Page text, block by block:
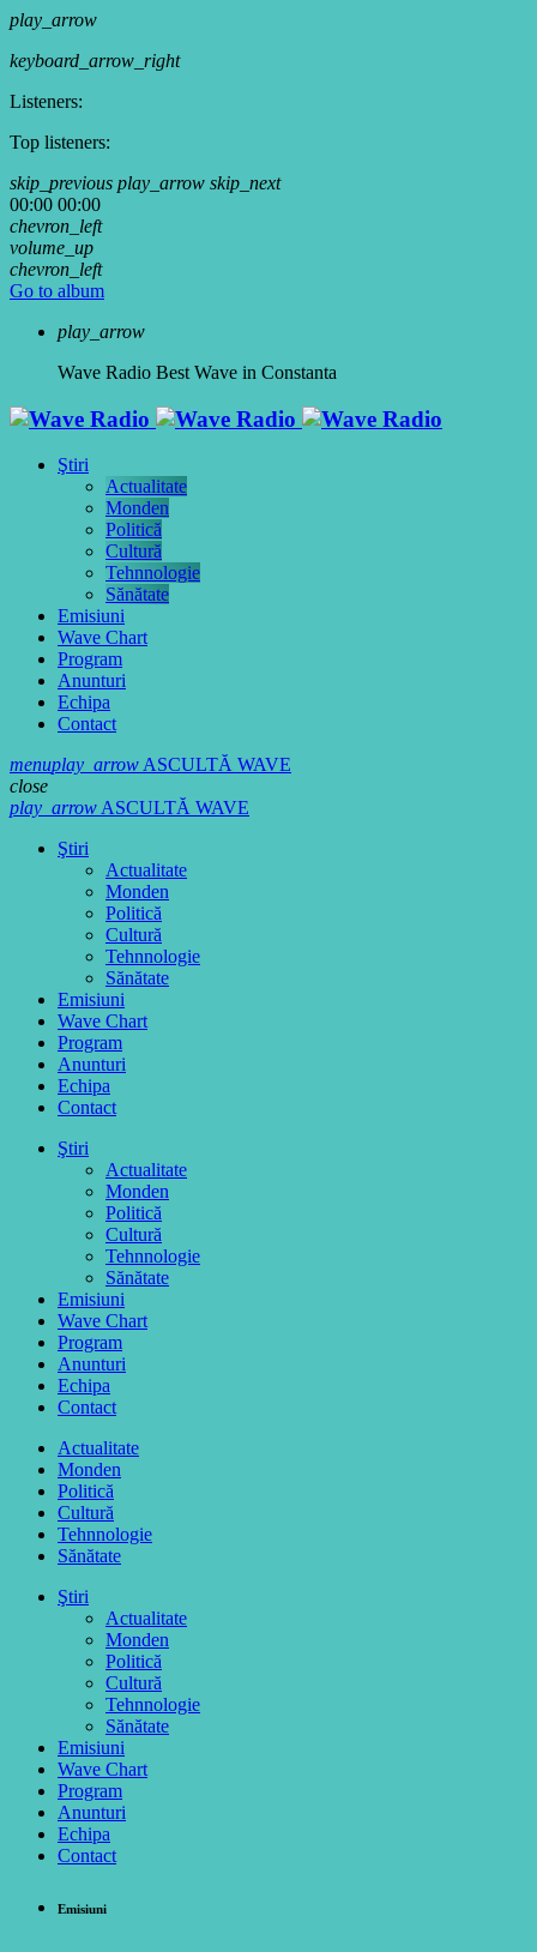
play_arrow
keyboard_arrow_right
Listeners:
Top listeners:
skip_previous play_arrow skip_next
00:00 00:00
chevron_left
volume_up
chevron_left
Go to album
play_arrow
Wave Radio Best Wave in Constanta
Ştiri
Actualitate
Monden
Politică
Cultură
Tehnnologie
Sănătate
Emisiuni
Wave Chart
Program
Anunturi
Echipa
Contact
menuplay_arrowASCULTĂ WAVE
close
play_arrowASCULTĂ WAVE
Ştiri
Actualitate
Monden
Politică
Cultură
Tehnnologie
Sănătate
Emisiuni
Wave Chart
Program
Anunturi
Echipa
Contact
Ştiri
Actualitate
Monden
Politică
Cultură
Tehnnologie
Sănătate
Emisiuni
Wave Chart
Program
Anunturi
Echipa
Contact
Actualitate
Monden
Politică
Cultură
Tehnnologie
Sănătate
Ştiri
Actualitate
Monden
Politică
Cultură
Tehnnologie
Sănătate
Emisiuni
Wave Chart
Program
Anunturi
Echipa
Contact
Emisiuni